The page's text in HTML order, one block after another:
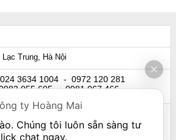
Trung, Hà Nội
024 3634 1004 - 0972 120 281
055 605- 0981 067 466
3632 0280 - 0911 441 066
ty Hoàng Mai
Chúng tôi luôn sẵn sàng tư
chat ngay.